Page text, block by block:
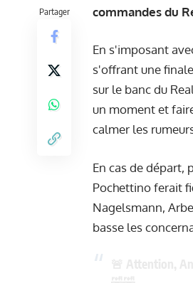
Partager
commandes du
En s'imposant
s'offrant une
sur le banc du
un moment et
calmer les
En cas de départ,
Pochettino ferait
Nagelsmann,
basse les